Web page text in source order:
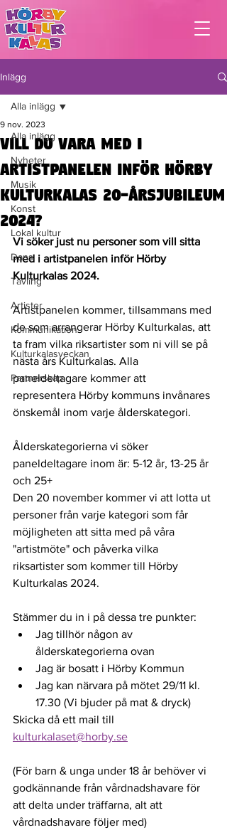
Inlägg
Alla inlägg
Nyheter
Musik
Konst
Lokal kultur
Dans
Tävling
Artister
Kommunikation
Kulturkalasveckan
Partnerskap
Alla inlägg
Vill du vara med i
artistpanelen inför Hörby
Kulturkalas 20-årsjubileum
2024?
9 nov. 2023
Vi söker just nu personer som vill sitta
med i artistpanelen inför Hörby
Kulturkalas 2024.
Artistpanelen kommer, tillsammans med
de som arrangerar Hörby Kulturkalas, att
ta fram vilka riksartister som ni vill se på
nästa års Kulturkalas. Alla
paneldeltagare kommer att
representera Hörby kommuns invånares
önskemål inom varje ålderskategori.
Ålderskategorierna vi söker
paneldeltagare inom är: 5-12 år, 13-25 år
och 25+
Den 20 november kommer vi att lotta ut
personer från varje kategori som får
möjligheten att sitta med på våra
"artistmöte" och påverka vilka
riksartister som kommer till Hörby
Kulturkalas 2024.
Stämmer du in i på dessa tre punkter:
Jag tillhör någon av
ålderskategorierna ovan
Jag är bosatt i Hörby Kommun
Jag kan närvara på mötet 29/11 kl.
17.30 (Vi bjuder på mat & dryck)
Skicka då ett mail till
kulturkalaset@horby.se
(För barn & unga under 18 år behöver vi
godkännande från vårdnadshavare för
att delta under träffarna, alt att
vårdnadshavare följer med)